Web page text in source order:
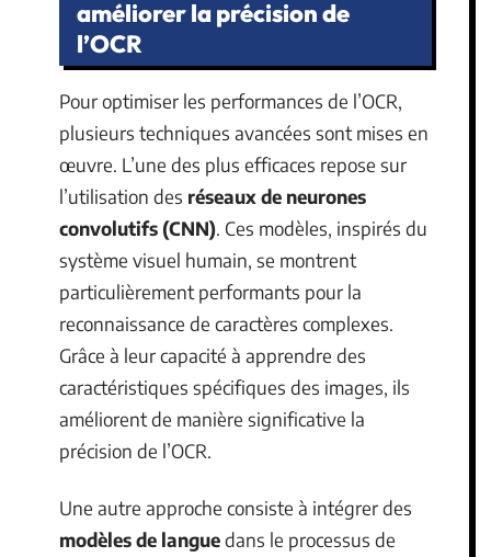
améliorer la précision de
l’OCR
Pour optimiser les performances de l’OCR,
plusieurs techniques avancées sont mises en
œuvre. L’une des plus efficaces repose sur
l’utilisation des réseaux de neurones
convolutifs (CNN). Ces modèles, inspirés du
système visuel humain, se montrent
particulièrement performants pour la
reconnaissance de caractères complexes.
Grâce à leur capacité à apprendre des
caractéristiques spécifiques des images, ils
améliorent de manière significative la
précision de l’OCR.
Une autre approche consiste à intégrer des
modèles de languedans le processus de